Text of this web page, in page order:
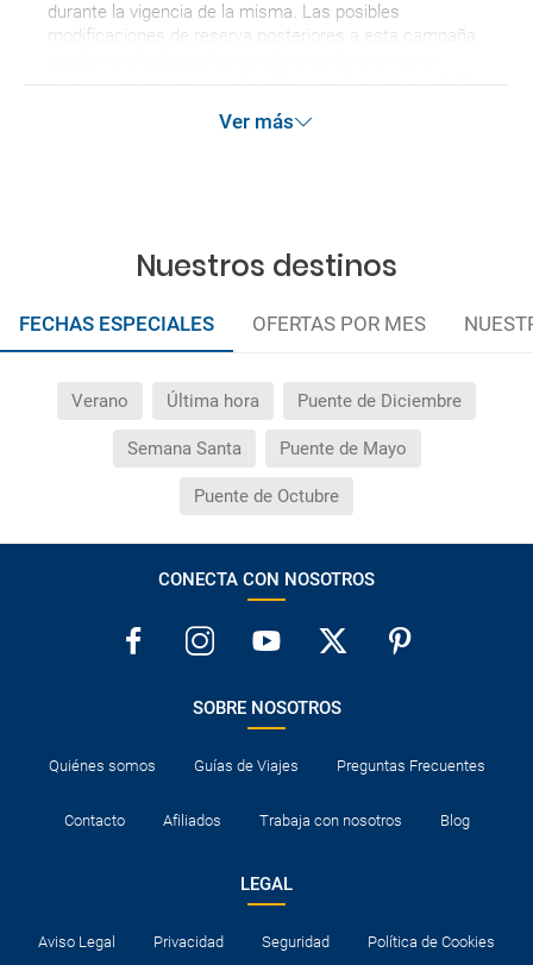
durante la vigencia de la misma. Las posibles
modificaciones de reserva posteriores a esta campaña
Ver más
Nuestros destinos
FECHAS ESPECIALES OFERTAS POR MES
Verano Última hora Puente de Diciembre
Semana Santa Puente de Mayo
Puente de Octubre
CONECTA CON NOSOTROS
SOBRE NOSOTROS
Quiénes somos Guías de Viajes Preguntas Frecuentes
Contacto Afiliados Trabaja con nosotros Blog
LEGAL
Aviso Legal Privacidad Seguridad Política de Cookies